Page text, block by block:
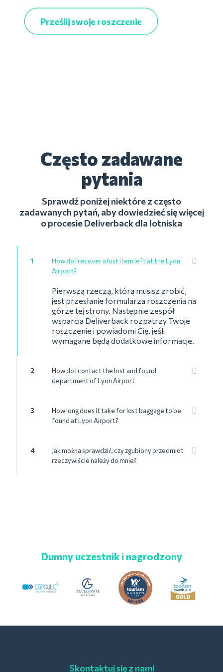
Prześlij swoje roszczenie
Często zadawane
pytania
Sprawdź poniżej niektóre z często
zadawanych pytań, aby dowiedzieć się więcej
o procesie Deliverback dla lotniska
1
How do I recover a lost item left at the Lyon
Airport?
Pierwszą rzeczą, którą musisz zrobić,
jest przesłanie formularza roszczenia na
górze tej strony. Następnie zespół
wsparcia Deliverback rozpatrzy Twoje
roszczenie i powiadomi Cię, jeśli
wymagane będą dodatkowe informacje.
2
How do I contact the lost and found
department of Lyon Airport
3
How long does it take for lost baggage to be
found at Lyon Airport?
4
Jak można sprawdzić, czy zgubiony przedmiot
rzeczywiście należy do mnie?
Dumny uczestnik i nagrodzony
Skontaktuj się z nami